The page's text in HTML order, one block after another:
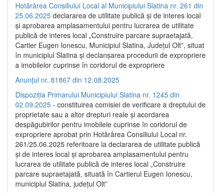
Hotărârea Consiliului Local al Municipiului Slatina nr. 261 din
25.06.2025 declararea de utilitate publică și de interes local
și aprobarea amplasamentului pentru lucrarea de utilitate
publică de interes local „Construire parcare supraetajată,
Cartier Eugen Ionescu, Municipiul Slatina, Județul Olt”, situat
în municipiul Slatina și declanșarea procedurii de expropriere
a imobilelor cuprinse în coridorul de expropriere
Anunțul nr. 81867 din 12.08.2025
Dispoziția Primarului Municipiului Slatina nr. 1245 din
02.09.2025 - constituirea comisiei de verificare a dreptului de
proprietate sau a altor drepturi reale și acordarea
despăgubirilor pentru imobilele cuprinse în coridorul de
expropriere aprobat prin Hotărârea Consiliului Local nr.
261/25.06.2025 referitoare la declararea de utilitate publică
și de interes local și aprobarea amplasamentului pentru
lucrarea de utilitate publică de interes local „Construire
parcare supraetajată, situată în Cartierul Eugen Ionescu,
municipiul Slatina, județul Olt”